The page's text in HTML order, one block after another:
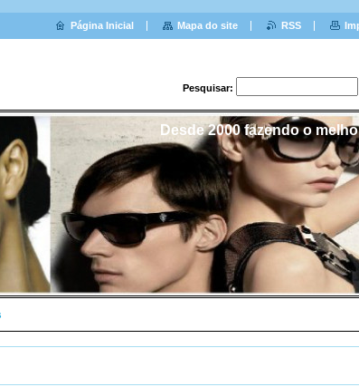
Pesquisar:
Desde 2000 fazendo o
Página Inicial Mapa do site RSS